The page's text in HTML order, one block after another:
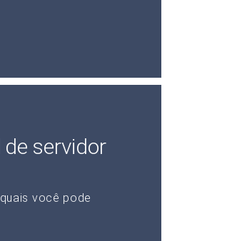
servidor
você pode